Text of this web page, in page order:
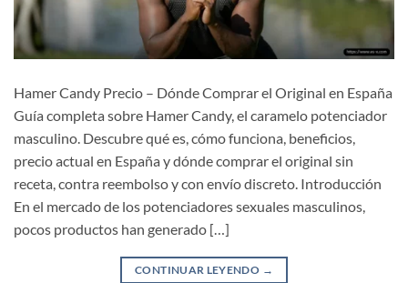
Hamer Candy Precio – Dónde Comprar el Original en España
Guía completa sobre Hamer Candy, el caramelo potenciador
masculino. Descubre qué es, cómo funciona, beneficios,
precio actual en España y dónde comprar el original sin
receta, contra reembolso y con envío discreto. Introducción
En el mercado de los potenciadores sexuales masculinos,
pocos productos han generado […]
CONTINUAR LEYENDO →